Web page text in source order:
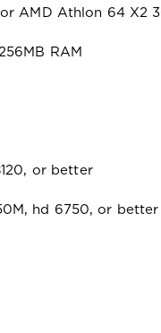
AMD Athlon 64 X2
RAM
or better
hd 6750, or better